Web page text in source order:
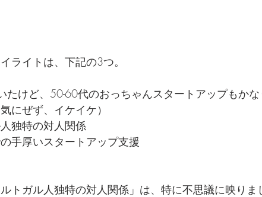
ライトは、下記の3つ。
たけど、50-60代のおっちゃんスタートアップもか
にぜず、イケイケ）
独特の対人関係
手厚いスタートアップ支援
トガル人独特の対人関係」は、特に不思議に映りま